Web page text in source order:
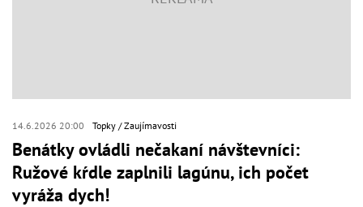
14.6.2026 20:00 Topky Zaujímavosti
Benátky ovládli nečakaní návštevníci:
Ružové kŕdle zaplnili lagúnu, ich počet
vyráža dych!